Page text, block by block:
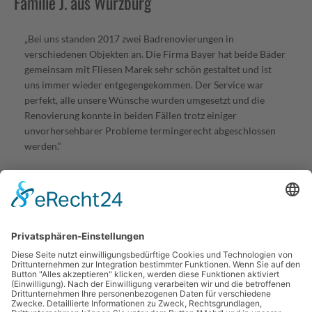
„Bei uns standen 2017 zwei Badrenovierungen in
verschiedenen Objekten an. Die Firma Bayer hat beide Bäder
gemeinsam mit Fliesen Marek sehr schön gestaltet und ist
uns immer wieder entgegengekommen. Der Service war
perfekt, alle unsere Wünsche wurden umgesetzt und die
Renovierung konnte in beiden Fällen trotz einiger
unvorhersehbarer Probleme termingerecht abgeschlossen
werden.“
unverbindliches und kostenfreies Beratungsgespräch: Tel.
0931 / 63065 oderinfo@sanitaer-bayer.de